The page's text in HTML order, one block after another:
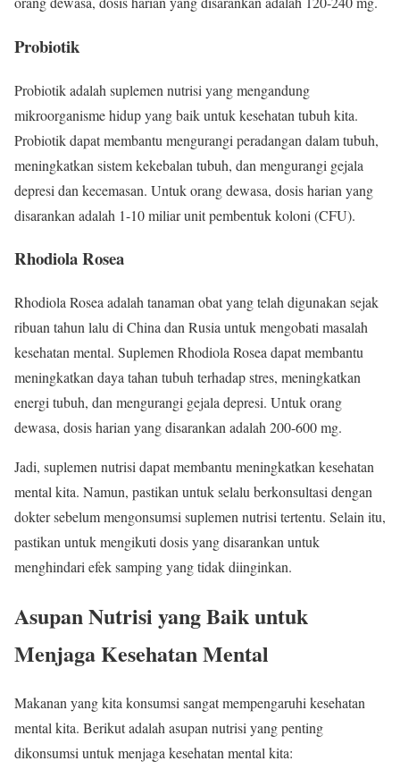
Probiotik
Probiotik adalah suplemen nutrisi yang mengandung
mikroorganisme hidup yang baik untuk kesehatan tubuh kita.
Probiotik dapat membantu mengurangi peradangan dalam tubuh,
meningkatkan sistem kekebalan tubuh, dan mengurangi gejala
depresi dan kecemasan. Untuk orang dewasa, dosis harian yang
disarankan adalah 1-10 miliar unit pembentuk koloni (CFU).
Rhodiola Rosea
Rhodiola Rosea adalah tanaman obat yang telah digunakan sejak
ribuan tahun lalu di China dan Rusia untuk mengobati masalah
kesehatan mental. Suplemen Rhodiola Rosea dapat membantu
meningkatkan daya tahan tubuh terhadap stres, meningkatkan
energi tubuh, dan mengurangi gejala depresi. Untuk orang
dewasa, dosis harian yang disarankan adalah 200-600 mg.
Jadi, suplemen nutrisi dapat membantu meningkatkan kesehatan
mental kita. Namun, pastikan untuk selalu berkonsultasi dengan
dokter sebelum mengonsumsi suplemen nutrisi tertentu. Selain itu,
pastikan untuk mengikuti dosis yang disarankan untuk
menghindari efek samping yang tidak diinginkan.
Asupan Nutrisi yang Baik untuk
Menjaga Kesehatan Mental
Makanan yang kita konsumsi sangat mempengaruhi kesehatan
mental kita. Berikut adalah asupan nutrisi yang penting
dikonsumsi untuk menjaga kesehatan mental kita: